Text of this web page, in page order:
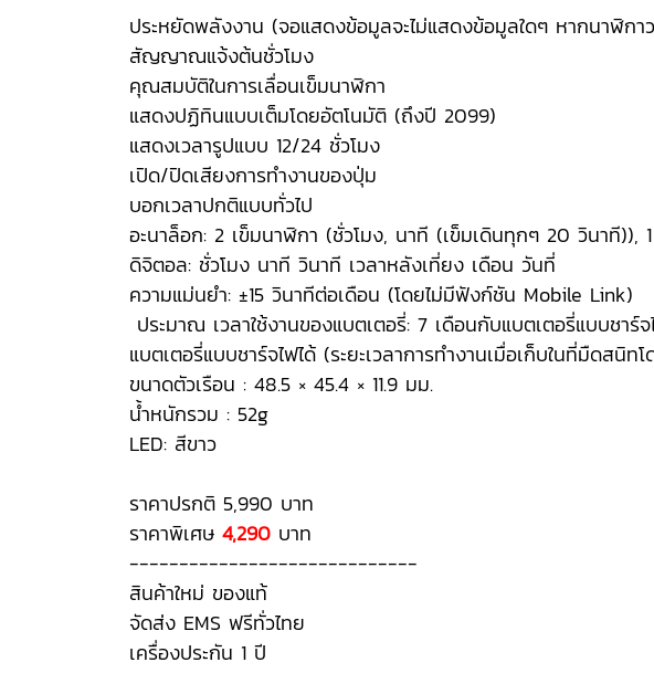
ประหยัดพลังงาน (จอแสดงข้อมูลจะไม่แสดงข้อมูลใดๆ หากนาฬิกา
สัญญาณแจ้งต้นชั่วโมง
คุณสมบัติในการเลื่อนเข็มนาฬิกา
แสดงปฏิทินแบบเต็มโดยอัตโนมัติ (ถึงปี 2099)
แสดงเวลารูปแบบ 12/24 ชั่วโมง
เปิด/ปิดเสียงการทำงานของปุ่ม
บอกเวลาปกติแบบทั่วไป
อะนาล็อก: 2 เข็มนาฬิกา (ชั่วโมง, นาที (เข็มเดินทุกๆ 20 วินาที)),
ดิจิตอล: ชั่วโมง นาที วินาที เวลาหลังเที่ยง เดือน วันที่
ความแม่นยำ: ±15 วินาทีต่อเดือน (โดยไม่มีฟังก์ชัน Mobile Link)
ประมาณ เวลาใช้งานของแบตเตอรี่: 7 เดือนกับแบตเตอรี่แบบชาร์
แบตเตอรี่แบบชาร์จไฟได้ (ระยะเวลาการทำงานเมื่อเก็บในที่มืดส
ขนาดตัวเรือน : 48.5 × 45.4 × 11.9 มม.
น้ำหนักรวม : 52g
LED: สีขาว
ราคาปรกติ 5,990 บาท
ราคาพิเศษ 4,290 บาท
-----------------------------
สินค้าใหม่ ของแท้
จัดส่ง EMS ฟรีทั่วไทย
เครื่องประกัน 1 ปี